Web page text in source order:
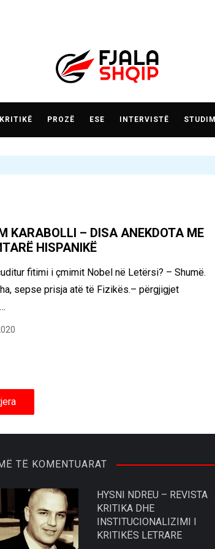
KRITIKË PROZË ESE INTERVISTË STUDIM
KARABOLLI – DISA ANEKDOTA ME
HISPANIKË
fitimi i çmimit Nobel në Letërsi? – Shumë.
sepse prisja atë të Fizikës.– përgjigjet
TË KOMENTUARAT
HYSNI NDREU – REVISTA
KRITIKA DHE
INSTITUCIONALIZIMI I
KRITIKËS LETRARE